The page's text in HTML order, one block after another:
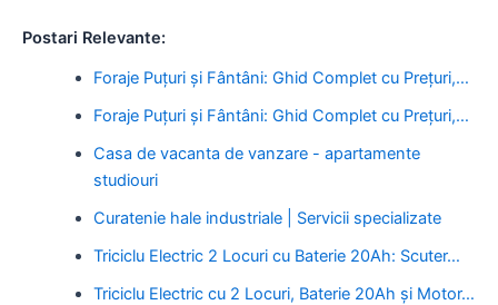
Postari Relevante:
Foraje Puțuri și Fântâni: Ghid Complet cu Prețuri,…
Foraje Puțuri și Fântâni: Ghid Complet cu Prețuri,…
Casa de vacanta de vanzare - apartamente
studiouri
Curatenie hale industriale | Servicii specializate
Triciclu Electric 2 Locuri cu Baterie 20Ah: Scuter…
Triciclu Electric cu 2 Locuri, Baterie 20Ah și Motor…